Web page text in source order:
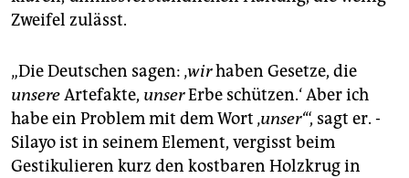
Zweifel zulässt.
„Die Deutschen sagen: ‚wirhaben Gesetze, die
unsereArtefakte, unserErbe schützen.‘ Aber ich
habe ein Problem mit dem Wort ‚unser‘“, sagt er. ­
Silayo ist in seinem Element, vergisst beim
Gestikulieren kurz den kostbaren Holzkrug in